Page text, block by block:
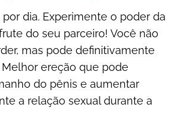
dia. Experimente o poder da
do seu parceiro! Você não
mas pode definitivamente
ereção que pode
do pênis e aumentar
a relação sexual durante a